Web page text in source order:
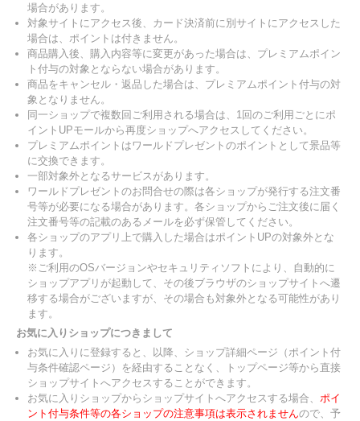
場合があります。
対象サイトにアクセス後、カード決済前に別サイトにアクセスした
場合は、ポイントは付きません。
商品購入後、購入内容等に変更があった場合は、プレミアムポイン
ト付与の対象とならない場合があります。
商品をキャンセル・返品した場合は、プレミアムポイント付与の対
象となりません。
同一ショップで複数回ご利用される場合は、1回のご利用ごとにポ
イントUPモールから再度ショップへアクセスしてください。
プレミアムポイントはワールドプレゼントのポイントとして景品等
に交換できます。
一部対象外となるサービスがあります。
ワールドプレゼントのお問合せの際は各ショップが発行する注文番
号等が必要になる場合があります。各ショップからご注文後に届く
注文番号等の記載のあるメールを必ず保管してください。
各ショップのアプリ上で購入した場合はポイントUPの対象外とな
ります。
※ご利用のOSバージョンやセキュリティソフトにより、自動的に
ショップアプリが起動して、その後ブラウザのショップサイトへ遷
移する場合がございますが、その場合も対象外となる可能性があり
ます。
お気に入りショップにつきまして
お気に入りに登録すると、以降、ショップ詳細ページ（ポイント付
与条件確認ページ）を経由することなく、トップページ等から直接
ショップサイトへアクセスすることができます。
お気に入りショップからショップサイトへアクセスする場合、 ポイ
ント付与条件等の各ショップの注意事項は表示されませんので、予